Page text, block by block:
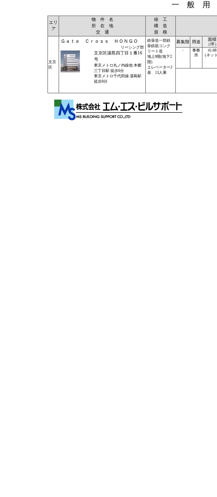
一 般 用
エリ
ア
物 件 名
所 在 地
交 通
竣 工
構 造
規 模
文京
区
Ｇａｔｅ Ｃｒｏｓｓ ＨＯＮＧＯ
リーシング部
文京区湯島四丁目１番16
号
東京メトロ丸ノ内線他 本郷
三丁目駅 徒歩6分
東京メトロ千代田線 湯島駅
徒歩8分
鉄骨造一部鉄
骨鉄筋コンク
リート造
地上9階(地下2
階)
エレベーター2
基 13人乗
募集階 用途
面積
（坪
-
事務
所
41.68
(ネッ